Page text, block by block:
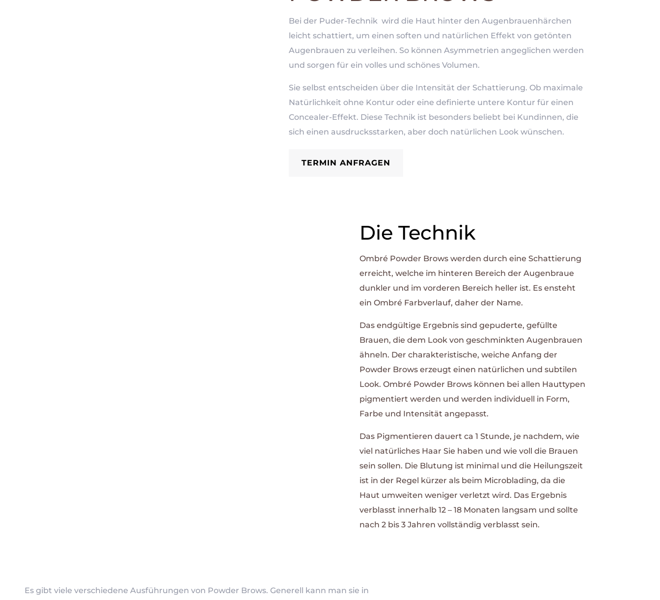
Bei der Puder-Technik wird die Haut hinter den Augenbrauenhärchen
leicht schattiert, um einen soften und natürlichen Effekt von getönten
Augenbrauen zu verleihen. So können Asymmetrien angeglichen werden
und sorgen für ein volles und schönes Volumen.
Sie selbst entscheiden über die Intensität der Schattierung. Ob maximale
Natürlichkeit ohne Kontur oder eine definierte untere Kontur für einen
Concealer-Effekt. Diese Technik ist besonders beliebt bei Kundinnen, die
sich einen ausdrucksstarken, aber doch natürlichen Look wünschen.
TERMIN ANFRAGEN
Die Technik
Ombré Powder Brows werden durch eine Schattierung
erreicht, welche im hinteren Bereich der Augenbraue
dunkler und im vorderen Bereich heller ist. Es ensteht
ein Ombré Farbverlauf, daher der Name.
Das endgültige Ergebnis sind gepuderte, gefüllte
Brauen, die dem Look von geschminkten Augenbrauen
ähneln. Der charakteristische, weiche Anfang der
Powder Brows erzeugt einen natürlichen und subtilen
Look. Ombré Powder Brows können bei allen Hauttypen
pigmentiert werden und werden individuell in Form,
Farbe und Intensität angepasst.
Das Pigmentieren dauert ca 1 Stunde, je nachdem, wie
viel natürliches Haar Sie haben und wie voll die Brauen
sein sollen. Die Blutung ist minimal und die Heilungszeit
ist in der Regel kürzer als beim Microblading, da die
Haut umweiten weniger verletzt wird. Das Ergebnis
verblasst innerhalb 12 – 18 Monaten langsam und sollte
nach 2 bis 3 Jahren vollständig verblasst sein.
Es gibt viele verschiedene Ausführungen von Powder Brows. Generell kann man sie in